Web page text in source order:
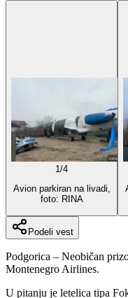
1 /4
Avion parkiran na livadi,
foto: RINA
Podeli vest
Podgorica – Neobičan
Montenegro Airlines.
U pitanju je letelica tipa